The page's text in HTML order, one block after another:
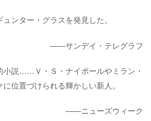
ンター・グラスを発見した。
――サンデイ・テレグラフ
小説……Ｖ・Ｓ・ナイポールやミラン・
位置づけられる輝かしい新人。
――ニューズウィーク